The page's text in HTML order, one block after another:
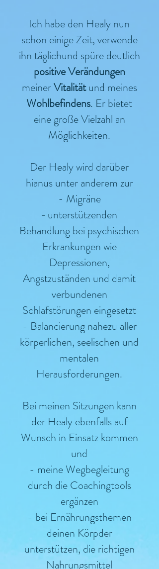
Ich habe den Healy nun
schon einige Zeit, verwende
ihn täglichund spüre deutlich
positive Verändungen
meinerVitalitätund meines
Wohlbefindens. Er bietet
eine große Vielzahl an
Möglichkeiten.
Der Healy wird darüber
hianus unter anderem zur
- Migräne
- unterstützenden
Behandlung bei psychischen
Erkrankungen wie
Depressionen,
Angstzuständen und damit
verbundenen
Schlafstörungen eingesetzt
- Balancierung nahezu aller
körperlichen, seelischen und
mentalen
Herausforderungen.
Bei meinen Sitzungen kann
der Healy ebenfalls auf
Wunsch in Einsatz kommen
und
- meine Wegbegleitung
durch die Coachingtools
ergänzen
- bei Ernährungsthemen
deinen Körpder
unterstützen, die richtigen
Nahrungsmittel